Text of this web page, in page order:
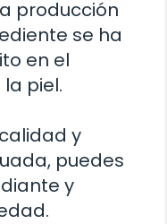
producción
se ha
en el
piel.
y
puedes
y